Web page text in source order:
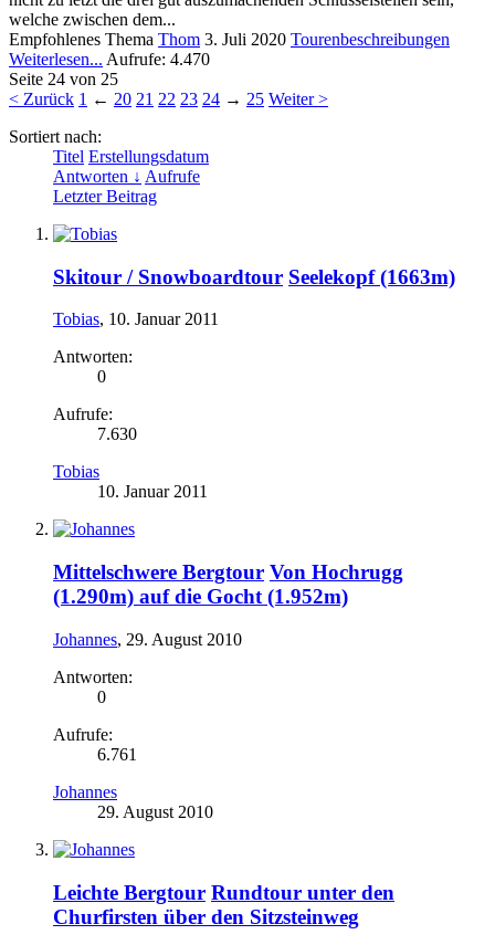
welche zwischen dem...
Empfohlenes Thema Thom 3. Juli 2020 Tourenbeschreibungen
Weiterlesen... Aufrufe: 4.470
Seite 24 von 25
< Zurück 1 ← 20 21 22 23 24 → 25 Weiter >
Sortiert nach:
Titel Erstellungsdatum
Antworten ↓ Aufrufe
Letzter Beitrag
Skitour / Snowboardtour Seelekopf (1663m)
Tobias, 10. Januar 2011
Antworten:
0
Aufrufe:
7.630
Tobias
10. Januar 2011
Mittelschwere Bergtour Von Hochrugg
(1.290m) auf die Gocht (1.952m)
Johannes, 29. August 2010
Antworten:
0
Aufrufe:
6.761
Johannes
29. August 2010
Leichte Bergtour Rundtour unter den
Churfirsten über den Sitzsteinweg